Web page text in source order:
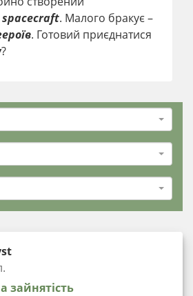
spacecraft. Малого бракує –
. Готовий приєднатися
?
зайнятість